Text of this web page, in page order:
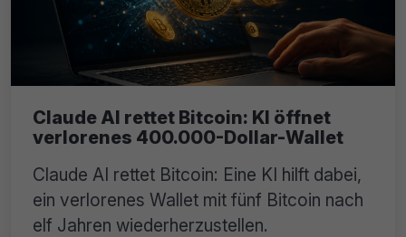
Claude AI rettet Bitcoin: KI öffnet
verlorenes 400.000-Dollar-Wallet
Claude AI rettet Bitcoin: Eine KI hilft dabei,
ein verlorenes Wallet mit fünf Bitcoin nach
elf Jahren wiederherzustellen.